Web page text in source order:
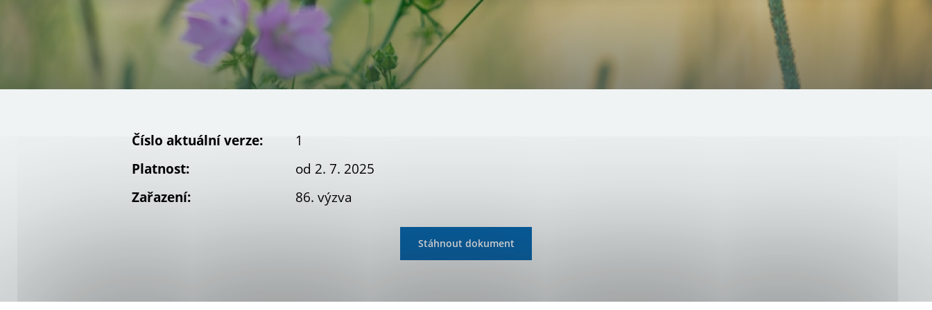
Číslo aktuální verze:
1
Platnost:
od 2. 7. 2025
Zařazení:
86. výzva
Stáhnout dokument